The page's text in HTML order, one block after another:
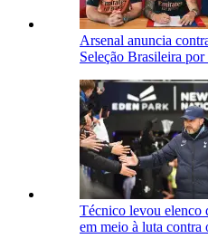
Arsenal anuncia
Seleção Brasileira
Técnico levou elenco
em meio à luta contra